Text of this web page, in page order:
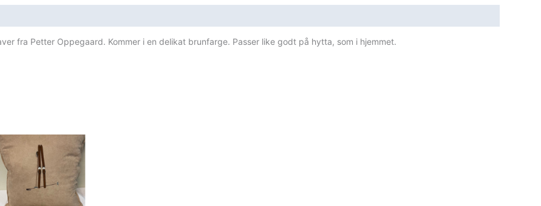
fra Petter Oppegaard. Kommer i en delikat brunfarge. Passer like godt på hytta, som i hjemmet.